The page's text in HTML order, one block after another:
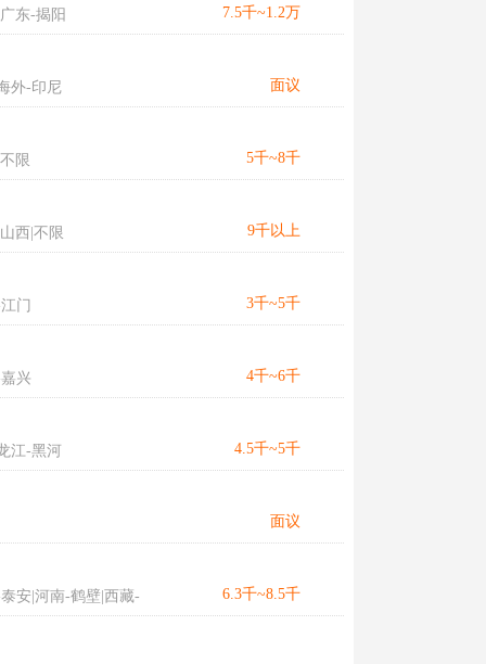
东-揭阳 7.5千~1.2万
外-印尼 面议
限 5千~8千
西|不限 9千以上
门 3千~5千
兴 4千~6千
江-黑河 4.5千~5千
面议
安|河南-鹤壁|西藏- 6.3千~8.5千